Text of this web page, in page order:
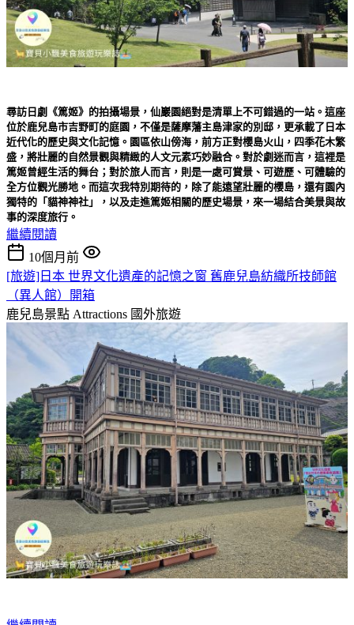
尋訪日劇《篤姬》的拍攝場景，仙巖園絕對是清單上不可錯過的一站。這座
位於鹿兒島市吉野町的庭園，不僅是薩摩藩主島津家的別邸，更承載了日本
近代化的歷史與文化記憶。園區依山傍海，前方正對櫻島火山，四季花木繁
盛，將壯麗的自然景觀與精緻的人文元素巧妙融合。對於劇迷而言，這裡是
篤姬曾經生活的舞台；對於旅人而言，則是一處可賞景、可遊歷、可體驗的
全方位觀光勝地。而這次我特別期待的，除了能遠望壯麗的櫻島，還有園內
獨特的「貓神神社」，以及走進篤姬相關的歷史場景，來一場結合美景與故
事的深度旅行。
繼續閱讀
10個月前
[旅遊]日本 世界文化遺產的記憶之窗 舊鹿兒島紡織所技師館
（異人館）開箱
鹿兒島景點 Attractions 國外旅遊